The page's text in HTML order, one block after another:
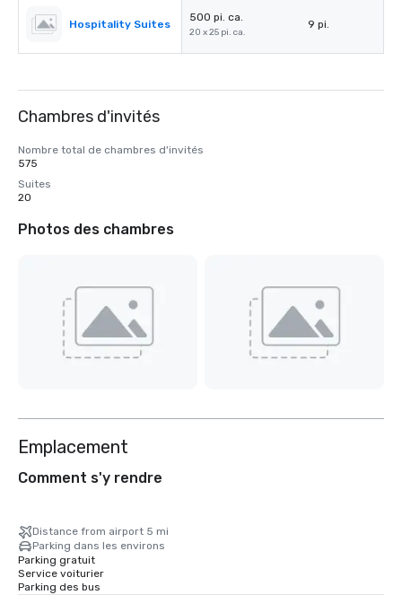
Hospitality Suites
500 pi. ca.
20 x 25 pi. ca.
9 pi.
Chambres d'invités
Nombre total de chambres d'invités
575
Suites
20
Photos des chambres
Emplacement
Comment s'y rendre
Distance from airport 5 mi
Parking dans les environs
Parking gratuit
Service voiturier
Parking des bus